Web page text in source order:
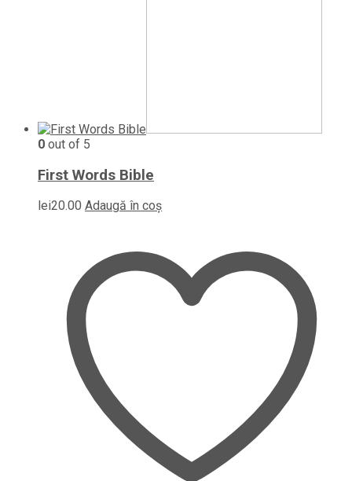
0 out of 5
First Words Bible
lei20.00 Adaugă în coș